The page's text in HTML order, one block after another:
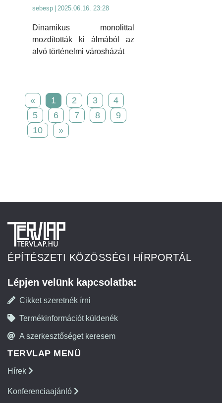
sebesp | 2025.06.16. 23:28
Dinamikus monolittal
mozdították ki álmából az
alvó történelmi városházát
« 1 2 3
4
5
6 7 8
9
10
»
ÉPÍTÉSZETI KÖZÖSSÉGI HÍRPORTÁL
Lépjen velünk kapcsolatba:
Cikket szeretnék írni
Termékinformációt küldenék
A szerkesztőséget keresem
TERVLAP MENÜ
Hírek
Konferenciaajánló